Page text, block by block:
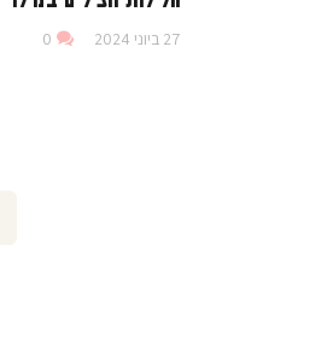
27 ביוני 2024 0